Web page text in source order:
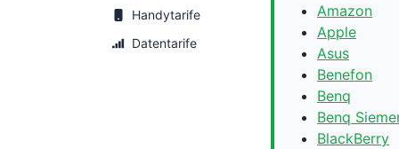
Handytarife
Datentarife
Amazon
Apple
Asus
Benefon
Benq
Benq
BlackBerry